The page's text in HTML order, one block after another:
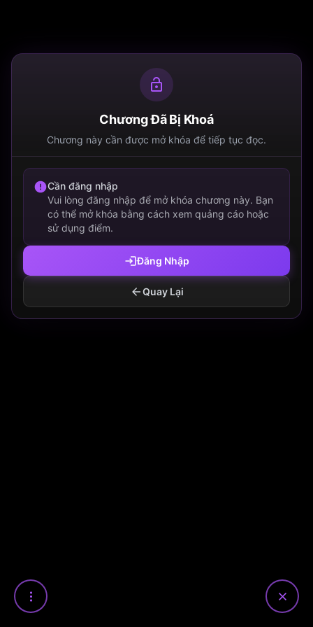
Chương Đã Bị Khoá
Chương này cần được mở khóa để tiếp tục đọc.
Cần đăng nhập
Vui lòng đăng nhập để mở khóa chương này. Bạn
có thể mở khóa bằng cách xem quảng cáo hoặc
sử dụng điểm.
Đăng Nhập
Quay Lại